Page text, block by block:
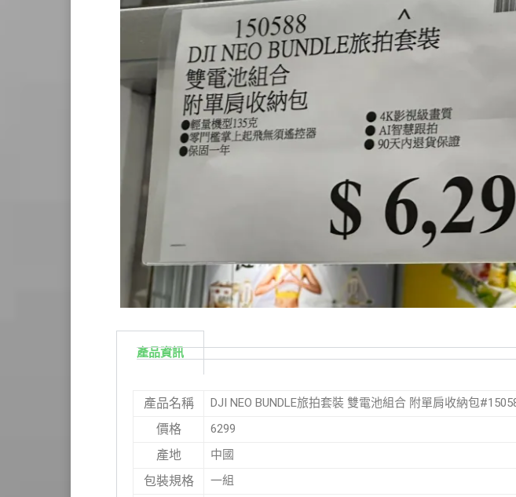
產品資訊
產品名稱 DJI NEO BUNDLE旅拍套裝 雙電池組合 附單肩收納包
價格 6299
產地 中國
包裝規格 一組